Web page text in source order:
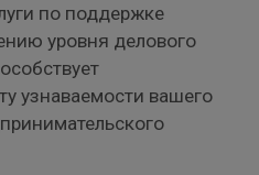
по поддержке
уровня делового
узнаваемости вашего